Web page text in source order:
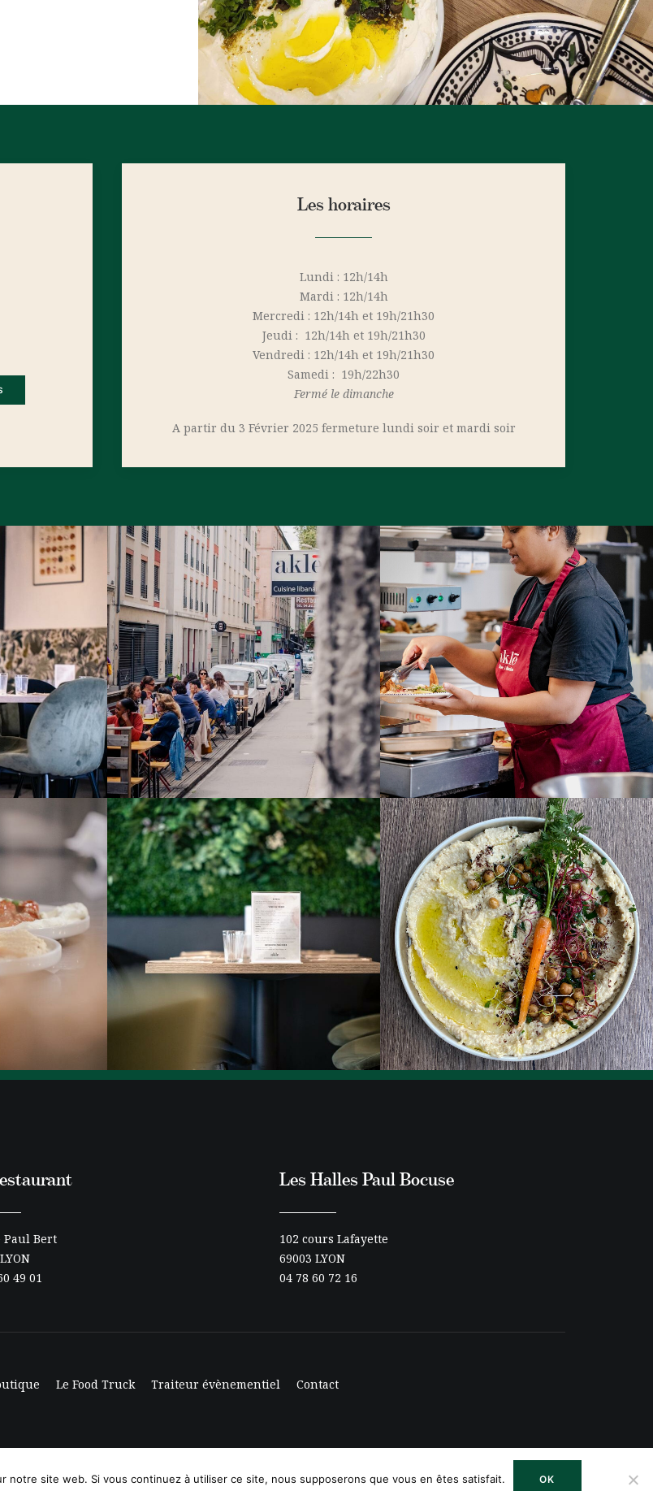
Les horaires
Lundi : 12h/14h
Mardi : 12h/14h
Mercredi : 12h/14h et 19h/21h30
Jeudi : 12h/14h et 19h/21h30
Vendredi : 12h/14h et 19h/21h30
Samedi : 19h/22h30
Fermé le dimanche
A partir du 3 Février 2025 fermeture lundi soir et mardi soir
Paul Bert
49 01
Les Halles Paul Bocuse
102 cours Lafayette
69003 LYON
04 78 60 72 16
Le Food Truck Traiteur évènementiel Contact
notre site web. Si vous continuez à utiliser ce site, nous supposerons que vous en êtes satisfait. OK